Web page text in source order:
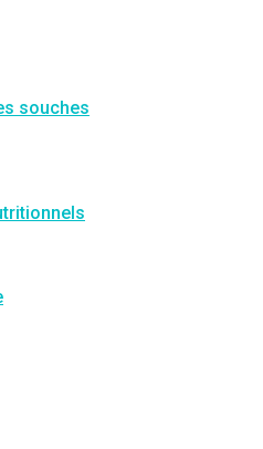
souches